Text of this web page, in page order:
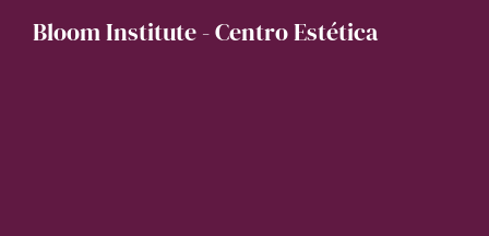
Bloom Institute - Centro Estética